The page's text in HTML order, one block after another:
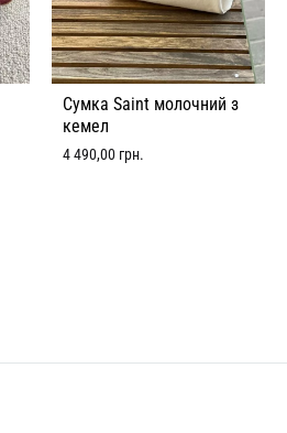
Сумка Saint молочний з
кемел
4 490,00 грн.